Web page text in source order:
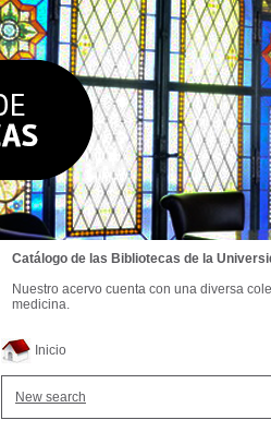
Inicio
New search
Catálogo de las Bibliotecas de la
Nuestro acervo cuenta con una diversa
medicina.